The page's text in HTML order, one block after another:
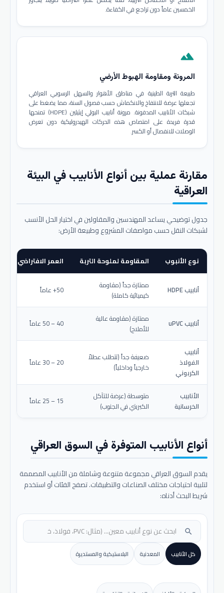
الخمسين عاماً دون تراجع في الكفاءة.
terrain
المرونة ومقاومة الهبوط الأرضي
طبيعة التربة الطينية في مناطق الأهوار والسهل الرسوبي العراقي
تجعلها عرضة للانتفاخ والانكماش حسب فصول السنة، مما يضغط على
شبكات الأنابيب المدفونة. مرونة أنابيب البولي إيثيلين (HDPE) تمنحها
قدرة فريدة على امتصاص هذه الحركات الهيدروليكية دون تعرض
الوصلات للانفصال أو الكسر.
مقارنة عملية بين أنواع الأنابيب في البيئة
العراقية
جدول توضيحي يساعد المهندسين والمقاولين في اختيار الحل الأنسب
لشبكات النقل حسب مواصفات المشروع وطبيعة الأرض:
نوع الأنبوب المقاومة لملوحة التربة العمر الافتراضي
أنابيب HDPE
ممتازة جداً (مقاومة
كيميائية كاملة)
50+ عاماً
أنابيب uPVC
ممتازة (مقاومة عالية
للأملاح)
40 – 50 عاماً
أنابيب
الفولاذ
الكربوني
ضعيفة جداً (تتطلب عطلاً
خارجياً وداخلياً)
20 – 30 عاماً
الأنابيب
الخرسانية
متوسطة (عرضة للتآكل
الكبريتي في الجنوب)
15 – 25 عاماً
أنواع الأنابيب المتوفرة في السوق العراقي
يقدم السوق العراقي مجموعة متنوعة وشاملة من الأنابيب المصممة
لتلبية احتياجات مختلف الصناعات والتطبيقات. تصفح الفئات أو استخدم
شريط البحث أدناه:
search
كل الأنابيب المعدنية البلاستيكية والمستديرة